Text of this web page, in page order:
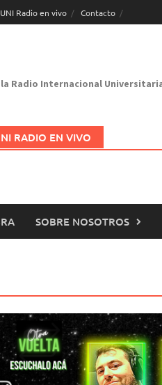
UNI Radio en vivo Contacto
la Radio Internacional
RADIO EN VIVO
SOBRE NOSOTROS